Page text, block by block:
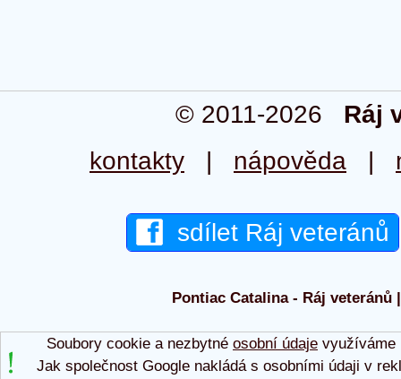
© 2011-2026 Ráj
kontakty | nápověda |
sdílet Ráj veteránů
Pontiac Catalina - Ráj veteránů
Soubory cookie a nezbytné osobní údajevyužíváme
Jak společnost Google nakládá s osobními údaji v